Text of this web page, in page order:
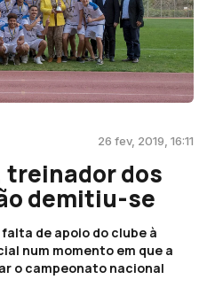
26 fev, 2019, 16:11
treinador dos
demitiu-se
de apoio do clube à
num momento em que a
o campeonato nacional